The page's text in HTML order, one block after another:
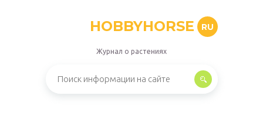
HOBBYHORSE RU
Журнал о растениях